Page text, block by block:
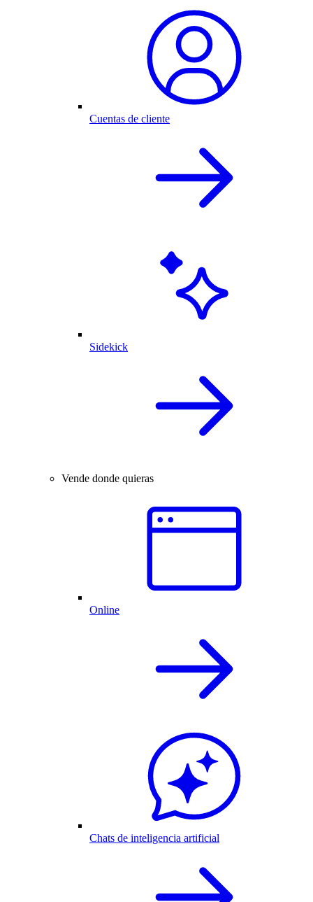
Cuentas de cliente
Sidekick
Vende donde quieras
Online
Chats de inteligencia artificial